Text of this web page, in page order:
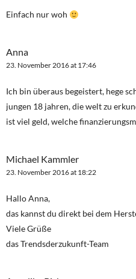
Einfach nur woh
Anna
23. November 2016 at 17:46
Ich bin überaus begeistert, hege
jungen 18 jahren, die welt zu
ist viel geld, welche
Michael Kammler
23. November 2016 at 18:22
Hallo Anna,
das kannst du direkt bei dem
Viele Grüße
das Trendsderzukunft-Team